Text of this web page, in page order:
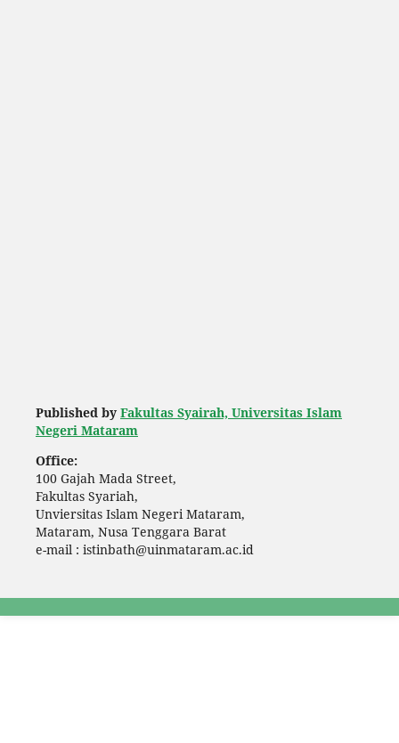
Published by Fakultas Syairah, Universitas Islam
Negeri Mataram
Office:
100 Gajah Mada Street,
Fakultas Syariah,
Unviersitas Islam Negeri Mataram,
Mataram, Nusa Tenggara Barat
e-mail : istinbath@uinmataram.ac.id